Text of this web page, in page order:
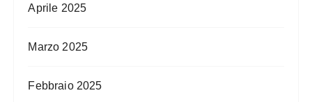
Aprile 2025
Marzo 2025
Febbraio 2025